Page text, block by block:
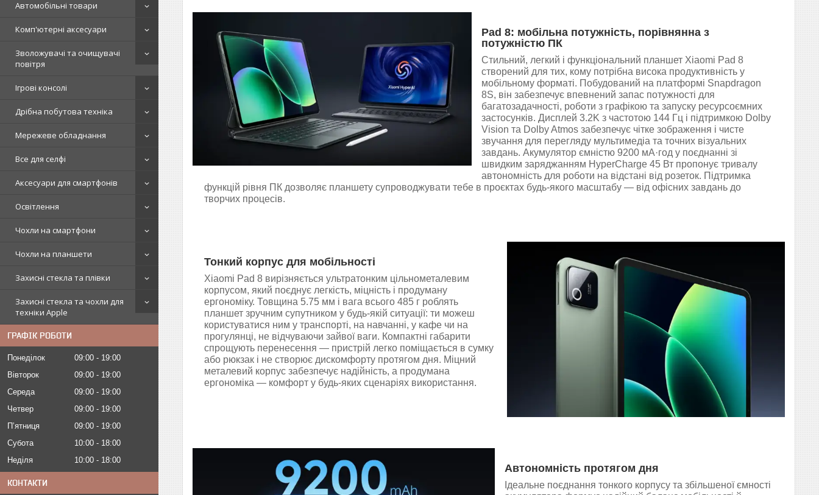
Автомобільні товари
Комп'ютерні аксесуари
Зволожувачі та очищувачі
повітря
Ігрові консолі
Дрібна побутова техніка
Мережеве обладнання
Все для селфі
Аксесуари для смартфонів
Освітлення
Чохли на смартфони
Чохли на планшети
Захисні стекла та плівки
Захисні стекла та чохли для
техніки Apple
ГРАФІК РОБОТИ
Понеділок 09:00
19:00
Вівторок
09:00
19:00
Середа
09:00
19:00
Четвер
09:00
19:00
Пʼятниця
09:00
19:00
Субота
10:00
18:00
Неділя
10:00 18:00
КОНТАКТИ
Pad 8: мобільна потужність, порівнянна з
потужністю ПК
Стильний, легкий і функціональний планшет Xiaomi Pad 8
створений для тих, кому потрібна висока продуктивність у
мобільному форматі. Побудований на платформі Snapdragon
8S, він забезпечує впевнений запас потужності для
багатозадачності, роботи з графікою та запуску ресурсоємних
застосунків. Дисплей 3.2K з частотою 144 Гц і підтримкою Dolby
Vision та Dolby Atmos забезпечує чітке зображення і чисте
звучання для перегляду мультимедіа та точних візуальних
завдань. Акумулятор ємністю 9200 мА·год у поєднанні зі
швидким заряджанням HyperCharge 45 Вт пропонує тривалу
автономність для роботи на відстані від розеток. Підтримка
функцій рівня ПК дозволяє планшету супроводжувати тебе в проєктах будь-якого масштабу — від офісних завдань до
творчих процесів.
Тонкий корпус для мобільності
Xiaomi Pad 8 вирізняється ультратонким цільнометалевим
корпусом, який поєднує легкість, міцність і продуману
ергономіку. Товщина 5.75 мм і вага всього 485 г роблять
планшет зручним супутником у будь-якій ситуації: ти можеш
користуватися ним у транспорті, на навчанні, у кафе чи на
прогулянці, не відчуваючи зайвої ваги. Компактні габарити
спрощують перенесення — пристрій легко поміщається в сумку
або рюкзак і не створює дискомфорту протягом дня. Міцний
металевий корпус забезпечує надійність, а продумана
ергономіка — комфорт у будь-яких сценаріях використання.
Автономність протягом дня
Ідеальне поєднання тонкого корпусу та збільшеної ємності